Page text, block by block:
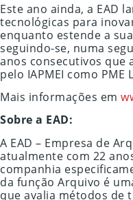
Este ano ainda, a EAD
tecnológicas para
enquanto estende a
seguindo-se, numa
anos consecutivos que
pelo IAPMEI como PME
Mais informações em
Sobre a EAD:
A EAD – Empresa de
atualmente com 22
companhia
da função Arquivo é
que avalia métodos de